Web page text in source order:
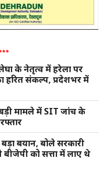
के नेतृत्व में हरेला पर
हरित संकल्प, प्रदेशभर में
मामले में SIT जांच के
बयान, बोले सरकारी
बीजेपी को सत्ता में लाए थे